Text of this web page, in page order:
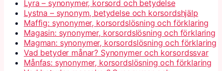
Lyra – synonymer, korsord och betydelse
Lystna – synonym, betydelse och korsordshjälp
Maffig: synonymer, korsordslösning och förklaring
Magasin: synonymer, korsordslösning och förklaring
Magman: synonymer, korsordslösning och förklaring
Vad betyder månar? Synonymer och korsordssvar
Månfas: synonymer, korsordslösning och förklaring